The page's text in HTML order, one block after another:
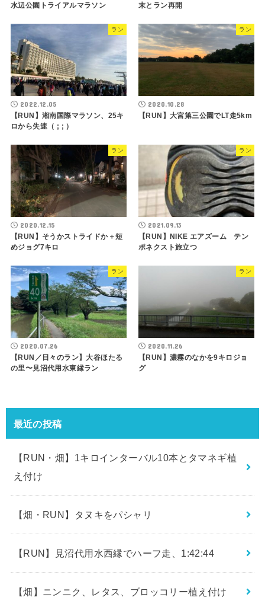
水辺公園トライアルマラソン
末とラン再開
ラン
2022.12.05
【RUN】湘南国際マラソン、25キ
ロから失速（ ; ; ）
ラン
2020.10.28
【RUN】大宮第三公園でLT走5km
ラン
2020.12.15
【RUN】そうかストライドか＋短
めジョグ7キロ
ラン
2021.09.13
【RUN】NIKE エアズーム テン
ポネクスト旅立つ
ラン
2020.07.26
【RUN／日々のラン】大谷ほたる
の里〜見沼代用水東縁ラン
ラン
2020.11.26
【RUN】濃霧のなかを9キロジョ
グ
最近の投稿
【RUN・畑】1キロインターバル10本とタマネギ植
え付け
【畑・RUN】タヌキをパシャリ
【RUN】見沼代用水西縁でハーフ走、1:42:44
【畑】ニンニク、レタス、ブロッコリー植え付け